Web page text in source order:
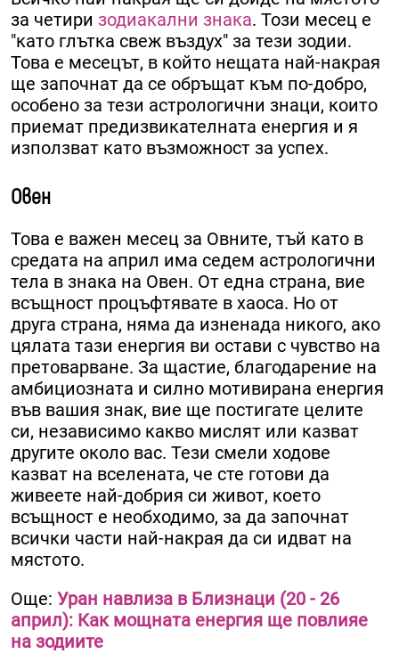
за четири зодиакални знака. Този месец е
"като глътка свеж въздух" за тези зодии.
Това е месецът, в който нещата най-накрая
ще започнат да се обръщат към по-добро,
особено за тези астрологични знаци, които
приемат предизвикателната енергия и я
използват като възможност за успех.
Овен
Това е важен месец за Овните, тъй като в
средата на април има седем астрологични
тела в знака на Овен. От една страна, вие
всъщност процъфтявате в хаоса. Но от
друга страна, няма да изненада никого, ако
цялата тази енергия ви остави с чувство на
претоварване. За щастие, благодарение на
амбициозната и силно мотивирана енергия
във вашия знак, вие ще постигате целите
си, независимо какво мислят или казват
другите около вас. Тези смели ходове
казват на вселената, че сте готови да
живеете най-добрия си живот, което
всъщност е необходимо, за да започнат
всички части най-накрая да си идват на
мястото.
Още: Уран навлиза в Близнаци (20 - 26
април): Как мощната енергия ще повлияе
на зодиите